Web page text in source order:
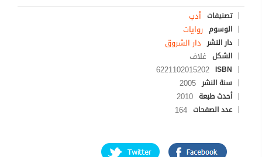
تصنيفات أدب
الوسوم روايات
دار النشر دار الشروق
الشكل غلاف
ISBN
6221102015202
سنة النشر 2005
أحدث طبعة 2010
عدد الصفحات 164